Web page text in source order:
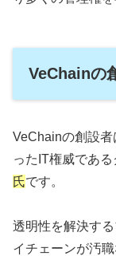
VeChainの
VeChainの創設
ったIT権威であ
氏です。
透明性を解決す
イチェーンが汚